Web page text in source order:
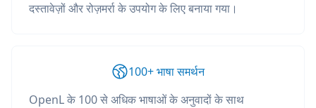
दस्तावेज़ों और रोज़मर्रा के उपयोग के लिए बनाया गया।
100+ भाषा समर्थन
OpenL के 100 से अधिक भाषाओं के अनुवादों के साथ